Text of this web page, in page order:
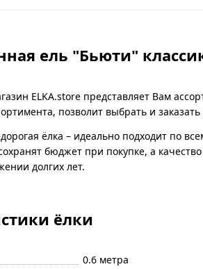
ель "Бьюти"
ELKA.store представляет Вам
позволит выбрать и
ёлка – идеально подходит по
бюджет при покупке, а
долгих лет.
ёлки
0.6 метра